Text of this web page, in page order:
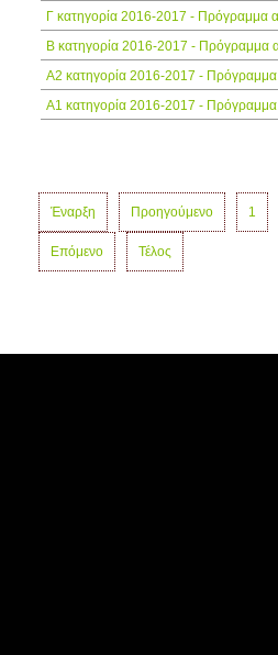
Γ κατηγορία 2016-2017 - Πρόγραμμα
Β κατηγορία 2016-2017 - Πρόγραμμα
Α2 κατηγορία 2016-2017 -
Α1 κατηγορία 2016-2017 -
Έναρξη Προηγούμενο 1
Επόμενο Τέλος